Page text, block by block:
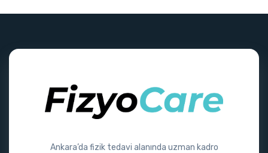
Ankara’da fizik tedavi alanında uzman kadro